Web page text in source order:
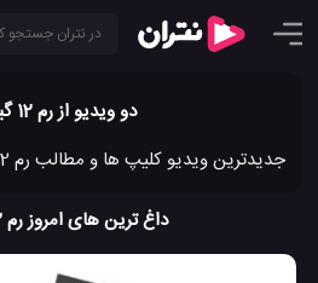
دو ویدیو از رم 12 گیگباتی
جدیدترین ویدیو کلیپ ها و مطالب رم 12 گیگباتی را در نتران ببینید.
داغ ترین های امروز رم 12 گیگباتی